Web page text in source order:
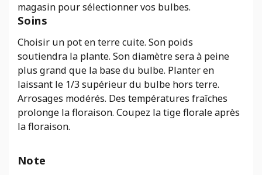
magasin pour sélectionner vos bulbes.
Soins
Choisir un pot en terre cuite. Son poids
soutiendra la plante. Son diamètre sera à peine
plus grand que la base du bulbe. Planter en
laissant le 1/3 supérieur du bulbe hors terre.
Arrosages modérés. Des températures fraîches
prolonge la floraison. Coupez la tige florale après
la floraison.
Note